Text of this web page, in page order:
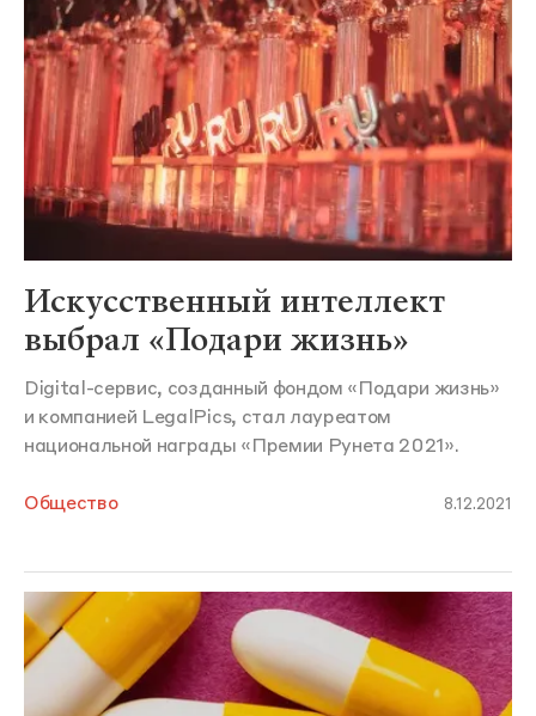
Искусственный интеллект
выбрал «Подари жизнь»
Digital-сервис, созданный фондом «Подари жизнь»
и компанией LegalPics, стал лауреатом
национальной награды «Премии Рунета 2021».
Общество 8.12.2021